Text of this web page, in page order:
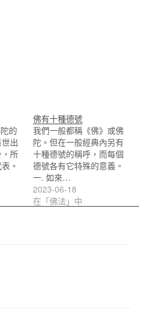
的
出
所
。
佛有十種德號
我們一般都稱《佛》或佛
陀。但在一般經典內另有
十種德號的稱呼，而每個
德號各有它特殊的意義。
一. 如來…
2023-06-18
在「佛法」中